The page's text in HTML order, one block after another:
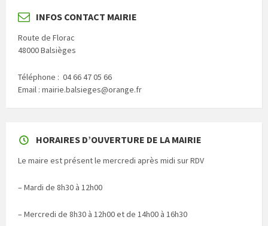
INFOS CONTACT MAIRIE
Route de Florac
48000 Balsièges
Téléphone : 04 66 47 05 66
Email : mairie.balsieges@orange.fr
HORAIRES D’OUVERTURE DE LA MAIRIE
Le maire est présent le mercredi après midi sur RDV
– Mardi de 8h30 à 12h00
– Mercredi de 8h30 à 12h00 et de 14h00 à 16h30